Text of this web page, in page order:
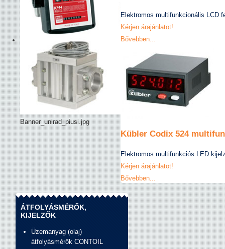
Banner_unirad_piusi.jpg
Elektromos multifunkcionális LCD
Kérjen árajánlatot!
Bővebben...
Kübler Codix 524
Elektromos multifunkciós LED
Kérjen árajánlatot!
Bővebben...
ÁTFOLYÁSMÉRŐK,
KIJELZŐK
Üzemanyag (olaj)
átfolyásmérők CONTOIL